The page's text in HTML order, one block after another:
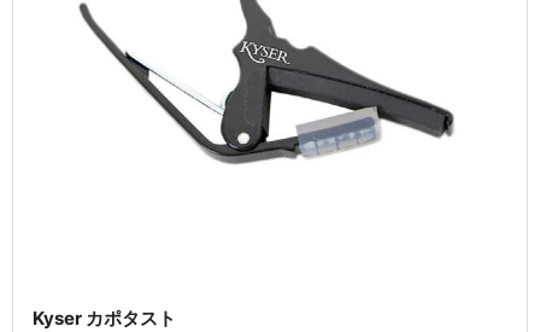
Kyser カポタスト